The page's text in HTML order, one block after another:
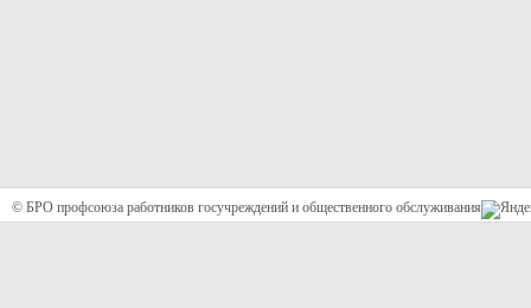
© БРО профсоюза работников госучреждений и общественного обслуживания